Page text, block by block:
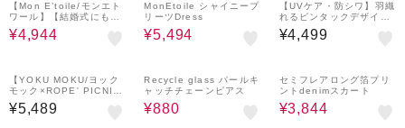
【Mon E’toile/モンエト
ワール】【結婚式にも】
レースDRESS
¥4,944
MonEtoile シャイニープ
リーツDress
¥5,494
【UVケア・防シワ】羽織
れるピンタックデザイン
ペプラムシャツ
¥4,499
【YOKU MOKU/ヨック
モック×ROPE' PICNI
C】リボンブラウス
¥5,489
Recycle glass パールキ
ャッチチェーンピアス
¥880
セミフレアロング箔プリ
ントdenimスカート
¥3,844